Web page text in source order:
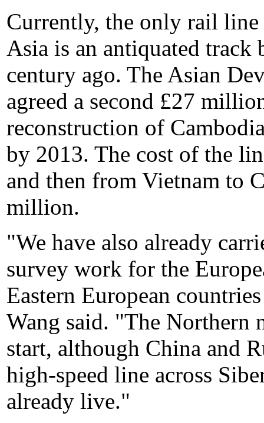
Currently, the only rail
Asia is an antiquated
century ago. The Asian
agreed a second £27
reconstruction of
by 2013. The cost of the
and then from Vietnam to
million.
"We have also already
survey work for the
Eastern European
Wang said. "The
start, although China and
high-speed line across
already live."